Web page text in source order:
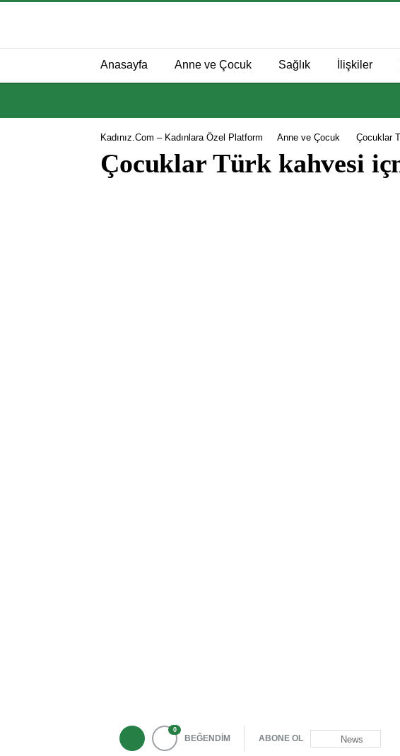
Anasayfa Anne ve Çocuk Sağlık İlişkiler
Kadınız.com – Kadınlara Özel Platform Anne ve Çocuk Çocuklar
Çocuklar Türk kahvesi
0
BEĞENDİM ABONE OL News